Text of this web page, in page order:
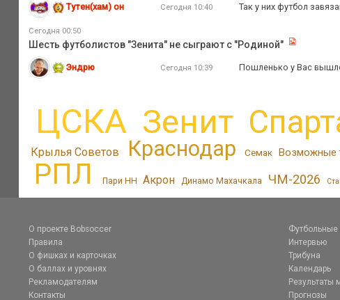
Тутен(хам) он Сегодня 10:40 Так у них футбол
Сегодня 00:50
Шесть футболистов "Зенита" не сыграют с "Родиной"
Эндрю Сегодня 10:39 Пошленько у Вас
ЦСКА Зенит
Крылья Советов Краснодар Семак Возможные
РПЛ Пари НН Акрон Динамо Махачкала ЧМ-2026
О проекте Bobsoccer
Правила
О фишках и карточках
О баллах и уровнях
Рекламодателям
Контакты
Футбольные
Интервью
Трибуна
Календарь
Результаты
Прогнозы